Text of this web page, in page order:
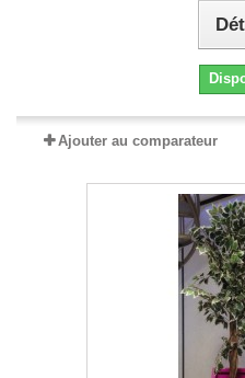
Ajouter au comparateur